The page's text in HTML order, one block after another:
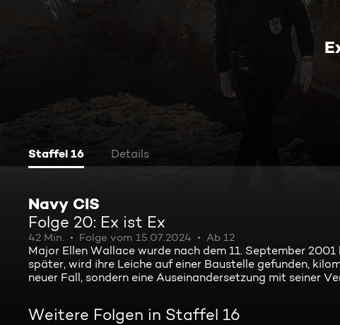
Staffel 16 Details
Navy CIS
Folge 20: Ex ist Ex
42 Min. Folge vom 15.07.2024 Ab 12
Major Ellen Wallace wurde nach dem 11. September
später, wird ihre Leiche auf einer Baustelle gefunden,
neuer Fall, sondern eine Auseinandersetzung mit seiner
Weitere Folgen in Staffel 16